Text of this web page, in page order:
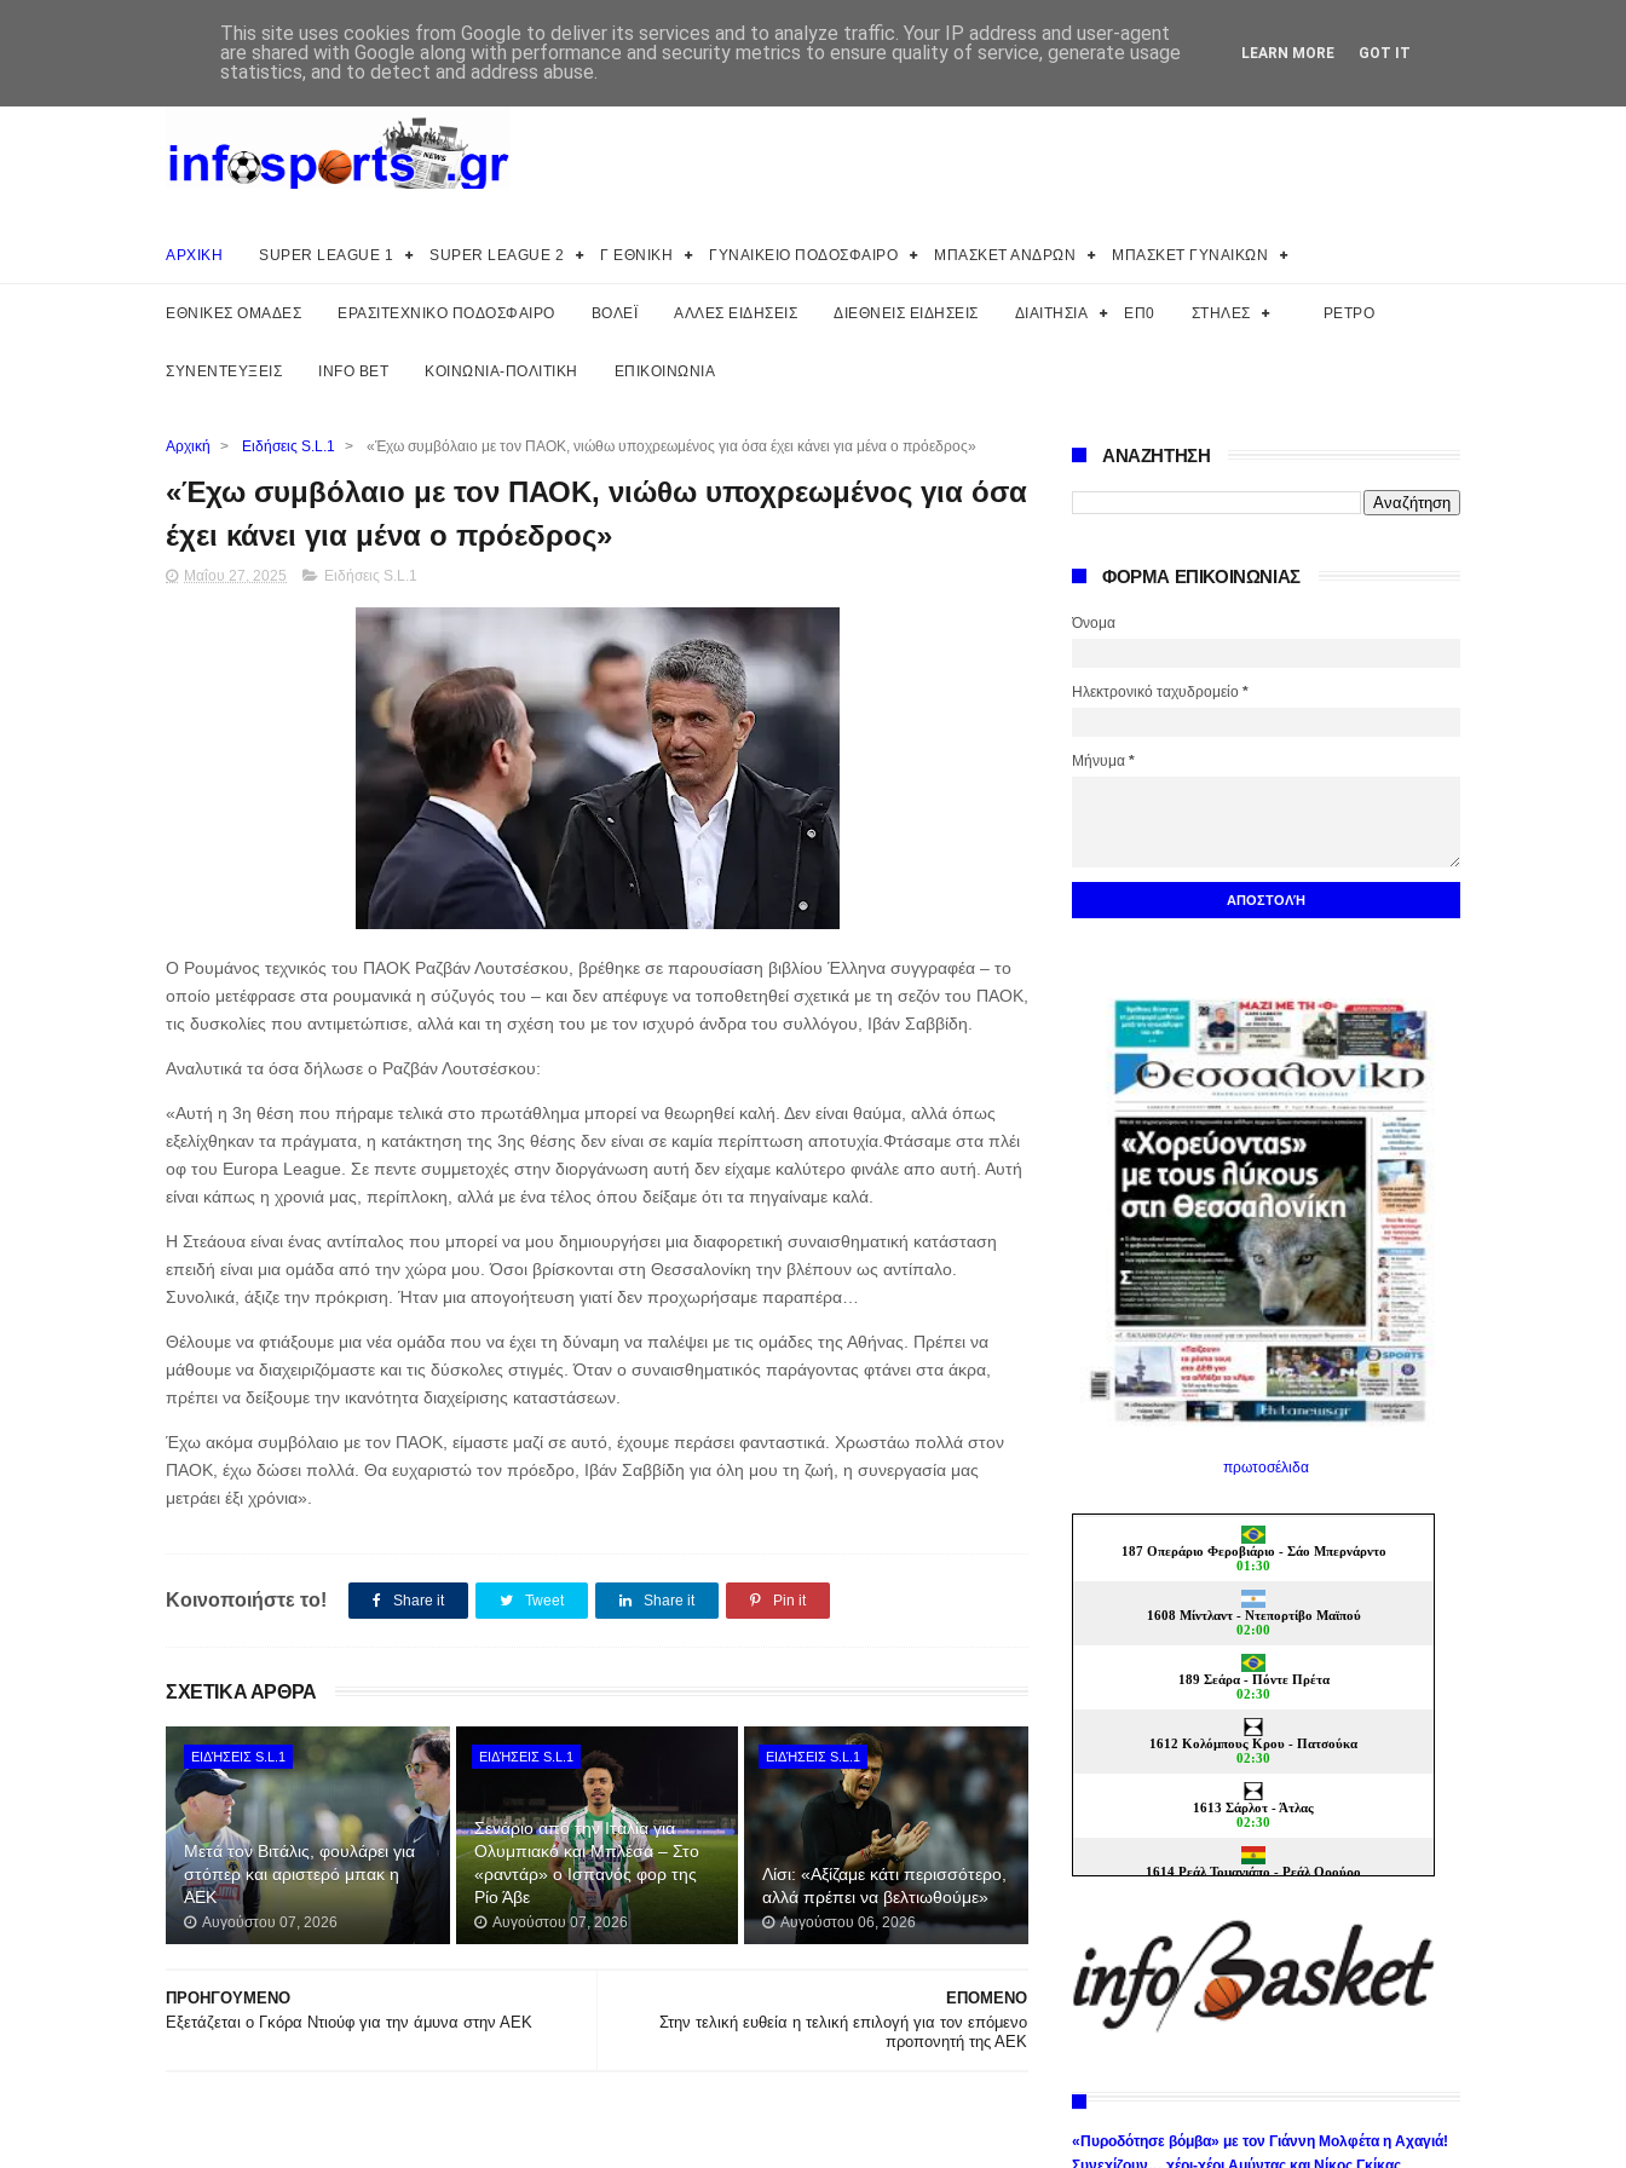
ΑΡΧΙΚΗ SUPER LEAGUE 1 SUPER LEAGUE 2 Γ ΕΘΝΙΚΗ ΓΥΝΑΙΚΕΙΟ ΠΟΔΟΣΦΑΙΡΟ ΜΠΑΣΚΕΤ ΑΝΔΡΩΝ ΜΠΑΣΚΕΤ ΓΥΝΑΙΚΩΝ
ΕΘΝΙΚΕΣ ΟΜΑΔΕΣ ΕΡΑΣΙΤΕΧΝΙΚΟ ΠΟΔΟΣΦΑΙΡΟ ΒΟΛΕΪ ΑΛΛΕΣ ΕΙΔΗΣΕΙΣ ΔΙΕΘΝΕΙΣ ΕΙΔΗΣΕΙΣ ΔΙΑΙΤΗΣΙΑ ΕΠ0 ΣΤΗΛΕΣ ΡΕΤΡΟ
ΣΥΝΕΝΤΕΥΞΕΙΣ INFO BET ΚΟΙΝΩΝΙΑ-ΠΟΛΙΤΙΚΗ ΕΠΙΚΟΙΝΩΝΙΑ
Αρχική > Ειδήσεις S.L.1 > «Έχω συμβόλαιο με τον ΠΑΟΚ, νιώθω υποχρεωμένος για όσα έχει κάνει για μένα ο πρόεδρος»
«Έχω συμβόλαιο με τον ΠΑΟΚ, νιώθω υποχρεωμένος για όσα
έχει κάνει για μένα ο πρόεδρος»
Μαΐου 27, 2025 Ειδήσεις S.L.1
Ο Ρουμάνος τεχνικός του ΠΑΟΚ Ραζβάν Λουτσέσκου, βρέθηκε σε παρουσίαση βιβλίου Έλληνα συγγραφέα – το
οποίο μετέφρασε στα ρουμανικά η σύζυγός του – και δεν απέφυγε να τοποθετηθεί σχετικά με τη σεζόν του ΠΑΟΚ,
τις δυσκολίες που αντιμετώπισε, αλλά και τη σχέση του με τον ισχυρό άνδρα του συλλόγου, Ιβάν Σαββίδη.
Αναλυτικά τα όσα δήλωσε ο Ραζβάν Λουτσέσκου:
«Αυτή η 3η θέση που πήραμε τελικά στο πρωτάθλημα μπορεί να θεωρηθεί καλή. Δεν είναι θαύμα, αλλά όπως
εξελίχθηκαν τα πράγματα, η κατάκτηση της 3ης θέσης δεν είναι σε καμία περίπτωση αποτυχία.Φτάσαμε στα πλέι
οφ του Europa League. Σε πεντε συμμετοχές στην διοργάνωση αυτή δεν είχαμε καλύτερο φινάλε απο αυτή. Αυτή
είναι κάπως η χρονιά μας, περίπλοκη, αλλά με ένα τέλος όπου δείξαμε ότι τα πηγαίναμε καλά.
Η Στεάουα είναι ένας αντίπαλος που μπορεί να μου δημιουργήσει μια διαφορετική συναισθηματική κατάσταση
επειδή είναι μια ομάδα από την χώρα μου. Όσοι βρίσκονται στη Θεσσαλονίκη την βλέπουν ως αντίπαλο.
Συνολικά, άξιζε την πρόκριση. Ήταν μια απογοήτευση γιατί δεν προχωρήσαμε παραπέρα…
Θέλουμε να φτιάξουμε μια νέα ομάδα που να έχει τη δύναμη να παλέψει με τις ομάδες της Αθήνας. Πρέπει να
μάθουμε να διαχειριζόμαστε και τις δύσκολες στιγμές. Όταν ο συναισθηματικός παράγοντας φτάνει στα άκρα,
πρέπει να δείξουμε την ικανότητα διαχείρισης καταστάσεων.
Έχω ακόμα συμβόλαιο με τον ΠΑΟΚ, είμαστε μαζί σε αυτό, έχουμε περάσει φανταστικά. Χρωστάω πολλά στον
ΠΑΟΚ, έχω δώσει πολλά. Θα ευχαριστώ τον πρόεδρο, Ιβάν Σαββίδη για όλη μου τη ζωή, η συνεργασία μας
μετράει έξι χρόνια».
Κοινοποιήστε το! Share it Tweet Share it Pin it
ΣΧΕΤΙΚΑ ΑΡΘΡΑ
ΕΙΔΉΣΕΙΣ S.L.1
Μετά τον Βιτάλις, φουλάρει για
στόπερ και αριστερό μπακ η
ΑΕΚ
Αυγούστου 07, 2026
ΕΙΔΉΣΕΙΣ S.L.1
Σενάριο από την Ιταλία για
Ολυμπιακό και Μπλέσα – Στο
«ραντάρ» ο Ισπανός φορ της
Ρίο Άβε
Αυγούστου 07, 2026
ΕΙΔΉΣΕΙΣ S.L.1
Λίσι: «Αξίζαμε κάτι περισσότερο,
αλλά πρέπει να βελτιωθούμε»
Αυγούστου 06, 2026
ΕΠΟΜΕΝΟ
Στην τελική ευθεία η τελική επιλογή για τον επόμενο
προπονητή της ΑΕΚ
ΠΡΟΗΓΟΥΜΕΝΟ
Εξετάζεται ο Γκόρα Ντιούφ για την άμυνα στην ΑΕΚ
ΑΝΑΖΗΤΗΣΗ
ΦΟΡΜΑ ΕΠΙΚΟΙΝΩΝΙΑΣ
Όνομα
Ηλεκτρονικό ταχυδρομείο *
Μήνυμα *
πρωτοσέλιδα
«Πυροδότησε βόμβα» με τον Γιάννη Μολφέτα η Αχαγιά!
This site uses cookies from Google to deliver its services and to analyze traffic. Your IP address and user-agent
are shared with Google along with performance and security metrics to ensure quality of service, generate usage
statistics, and to detect and address abuse.
LEARN MORE GOT IT